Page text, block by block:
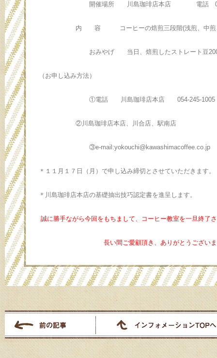
開催場所 川島珈琲店本店 電話 054-
内 容 コーヒーの焙煎三段階(浅煎、中煎、深
おみやげ 当日、焙煎したストレート豆200g
（お申し込み方法）
①電話 川島珈琲店本店 054-245-1005
②川島珈琲店本店、川合店、駅南店
③e-mail:yokouchi@kawashimacoffee.co.jp
＊１１月１７日（月）で申し込み締切とさせていただきます。
＊川島珈琲店本店の基礎抽出技巧認定書を進呈します。
誠に勝手ながら今回をもちまして、コーヒー教室を一旦終了
長い間ご愛顧頂き、ありがとうござい